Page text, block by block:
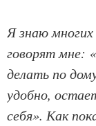
Я знаю
говорят мне:
делать по
удобно,
себя». Как